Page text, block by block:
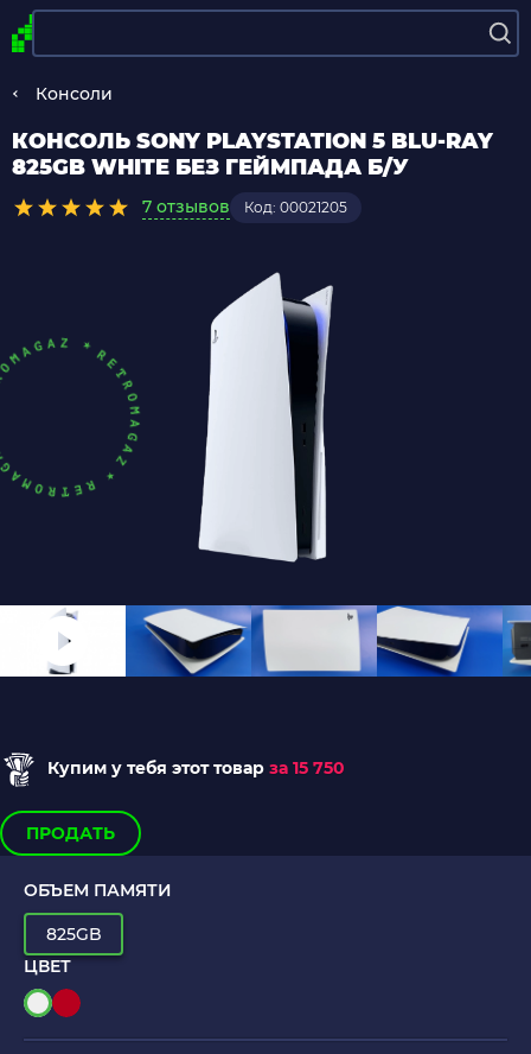
Консоли
КОНСОЛЬ SONY PLAYSTATION 5 BLU-RAY
825GB WHITE БЕЗ ГЕЙМПАДА Б/У
7 отзывов Код: 00021205
Купим у тебя этот товар за 15 750
ПРОДАТЬ
ОБЪЕМ ПАМЯТИ
825GB
ЦВЕТ